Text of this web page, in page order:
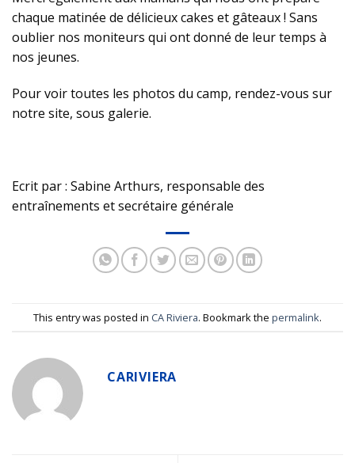
chaque matinée de délicieux cakes et gâteaux ! Sans
oublier nos moniteurs qui ont donné de leur temps à
nos jeunes.
Pour voir toutes les photos du camp, rendez-vous sur
notre site, sous galerie.
Ecrit par : Sabine Arthurs, responsable des
entraînements et secrétaire générale
This entry was posted in CA Riviera. Bookmark the permalink.
CARIVIERA